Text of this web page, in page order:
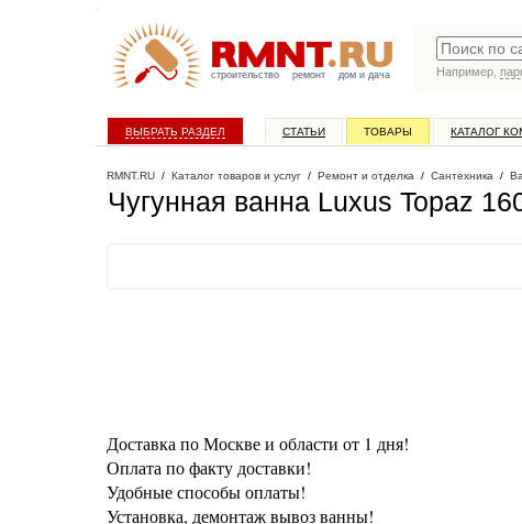
строительство ремонт дом и дача
Например,
ВЫБРАТЬ РАЗДЕЛ СТАТЬИ ТОВАРЫ КАТАЛОГ
RMNT.RU / Каталог товаров и услуг / Ремонт и отделка / Сантехника /
Чугунная ванна Luxus Topaz
Доставка по Москве и области от 1 дня!
Оплата по факту доставки!
Удобные способы оплаты!
Установка, демонтаж вывоз ванны!